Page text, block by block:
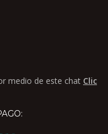
medio de este chat Clic